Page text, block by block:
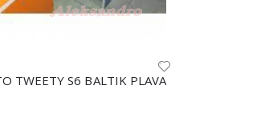
TWEETY S6 BALTIK PLAVA